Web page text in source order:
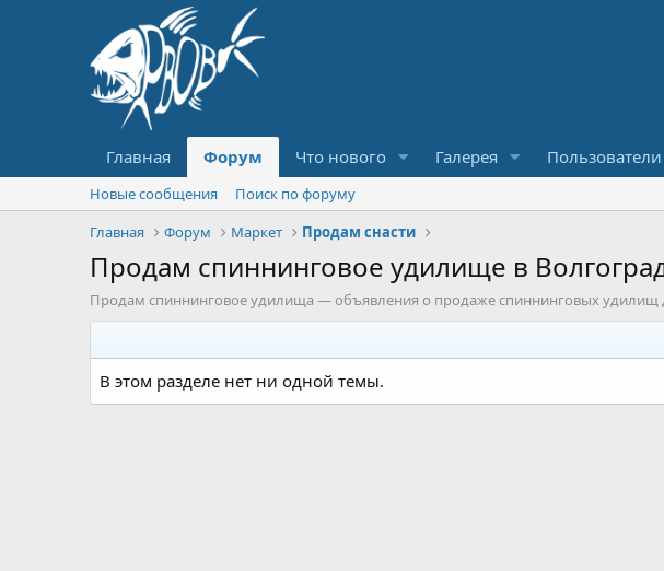
Главная Форум Что нового Галерея Пользователи
Новые сообщения
Поиск по форуму
Главная
Форум Маркет Продам снасти
Продам спиннинговое удилище в
Продам спиннинговое удилища — объявления о продаже спиннинговых
В этом разделе нет ни одной темы.